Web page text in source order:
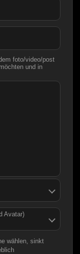
foto/video/post
und in
Avatar)
wählen, sinkt